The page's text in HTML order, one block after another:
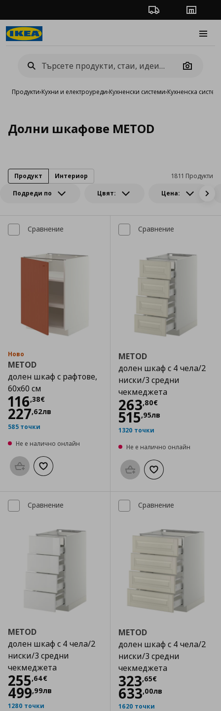
Проследяване на
Camera
Продукти›Кухни и електроуреди›Кухненски системи›Кухненска
Долни шкафове METOD
Подреди по Цвят: Цена:
1811 Продукти
Продукт Интериор
Сравнение
Ново
METOD
долен шкаф с рафтове,
60x60 см
116,38€
Цена
227,62лв
585 точки
Не е налично онлайн
Προσθήκη στο καλάθι
Добави към списъка с любими
Сравнение
METOD
долен шкаф с 4 чела/2
ниски/3 средни
чекмеджета
263,80€
Цена
515,95лв
1320 точки
Не е налично онлайн
Προσθήκη στο καλάθι
Добави към
Сравнение
METOD
долен шкаф с 4 чела/2
ниски/3 средни
чекмеджета
255,64€
Цена
499,99лв
1280 точки
Сравнение
METOD
долен шкаф с 4 чела/2
ниски/3 средни
чекмеджета
323,65€
Цена
633,00лв
1620 точки